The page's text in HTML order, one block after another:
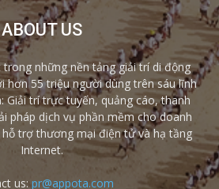
ABOUT US
những nền tảng giải trí di động
hơn 55 triệu người dùng trên sáu lĩnh
Giải trí trực tuyến, quảng cáo, thanh
pháp dịch vụ phần mềm cho doanh
hỗ trợ thương mại điện tử và hạ tầng
Internet.
us: pr@appota.com